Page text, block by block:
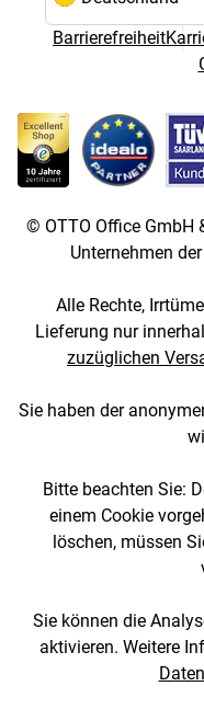
Sprach- und
Barrierefreiheit
© OTTO Office GmbH
Unternehmen
Alle Rechte,
Lieferung nur
zuzüglichen
Sie haben der
Bitte beachten Sie:
einem Cookie
löschen, müssen
Sie können die
aktivieren. Weitere